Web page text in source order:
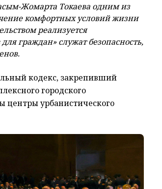
Жомарта Токаева одним из
комфортных условий жизни
реализуется
граждан» служат безопасность,
кодекс, закрепивший
городского
центры урбанистического